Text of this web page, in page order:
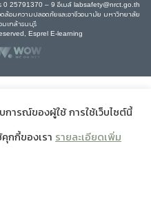
0 25791370 – 9 อีเมล์ labsafety@nrct.go.th
อมความปลอดภัยและอาชีวอนามัย มหาวิทยาลัย
มเกล้าธนบุรี
Esprel E-learning
การณ์ของผู้ใช้ การใช้เว็บไซต์นี้
กกี้ของเรา รายละเอียดเพิ่ม